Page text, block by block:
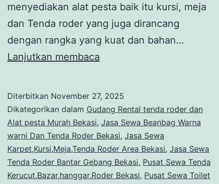
menyediakan alat pesta baik itu kursi, meja
dan Tenda roder yang juga dirancang
dengan rangka yang kuat dan bahan…
Lanjutkan membaca
Roder
Area
Bekasi
Diterbitkan November 27, 2025
Dikategorikan dalam Gudang Rental tenda roder dan
Alat pesta Murah Bekasi, Jasa Sewa Beanbag Warna
warni Dan Tenda Roder Bekasi, Jasa Sewa
Karpet,Kursi,Meja,Tenda Roder Area Bekasi, Jasa Sewa
Tenda Roder Bantar Gebang Bekasi, Pusat Sewa Tenda
Kerucut,Bazar,hanggar,Roder Bekasi, Pusat Sewa Toilet